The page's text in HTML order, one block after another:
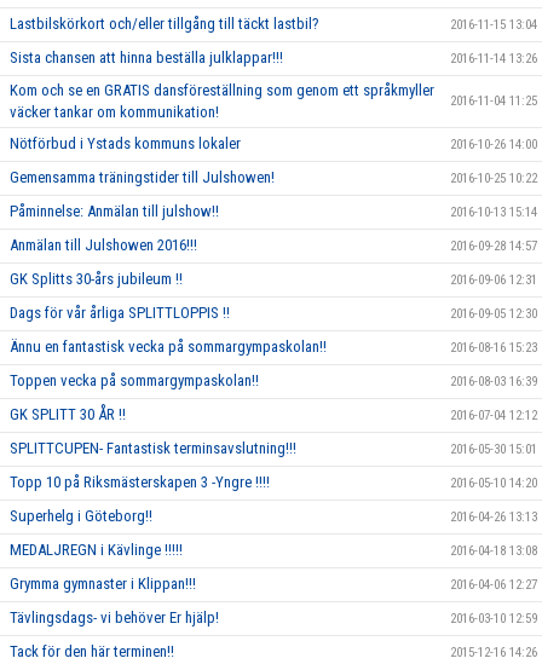
Lastbilskörkort och/eller tillgång till täckt lastbil? 2016-11-15 13:04
Sista chansen att hinna beställa julklappar!!! 2016-11-14 13:26
Kom och se en GRATIS dansföreställning som genom ett språkmyller
väcker tankar om kommunikation!
2016-11-04 11:25
Nötförbud i Ystads kommuns lokaler 2016-10-26 14:00
Gemensamma träningstider till Julshowen! 2016-10-25 10:22
Påminnelse: Anmälan till julshow!! 2016-10-13 15:14
Anmälan till Julshowen 2016!!! 2016-09-28 14:57
GK Splitts 30-års jubileum !! 2016-09-06 12:31
Dags för vår årliga SPLITTLOPPIS !! 2016-09-05 12:30
Ännu en fantastisk vecka på sommargympaskolan!! 2016-08-16 15:23
Toppen vecka på sommargympaskolan!! 2016-08-03 16:39
GK SPLITT 30 ÅR !! 2016-07-04 12:12
SPLITTCUPEN- Fantastisk terminsavslutning!!! 2016-05-30 15:01
Topp 10 på Riksmästerskapen 3 -Yngre !!!! 2016-05-10 14:20
Superhelg i Göteborg!! 2016-04-26 13:13
MEDALJREGN i Kävlinge !!!!! 2016-04-18 13:08
Grymma gymnaster i Klippan!!! 2016-04-06 12:27
Tävlingsdags- vi behöver Er hjälp! 2016-03-10 12:59
Tack för den här terminen!! 2015-12-16 14:26